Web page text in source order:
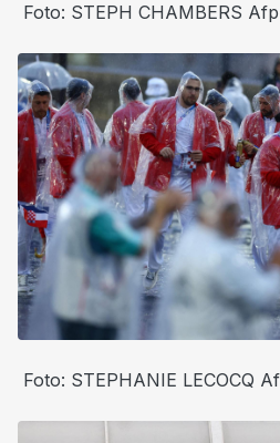
Foto: STEPH CHAMBERS Afp
Foto: STEPHANIE LECOCQ